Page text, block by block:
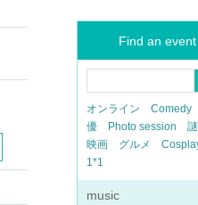
Find an event
オンライン Comedy
優
Photo session
映画
グルメ
1*1
music